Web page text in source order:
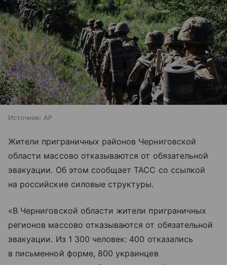
Источник: AP
Жители приграничных районов Черниговской
области массово отказываются от обязательной
эвакуации. Об этом сообщает ТАСС со ссылкой
на российские силовые структуры.
«В Черниговской области жители приграничных
регионов массово отказываются от обязательной
эвакуации. Из 1 300 человек: 400 отказались
в письменной форме, 800 украинцев